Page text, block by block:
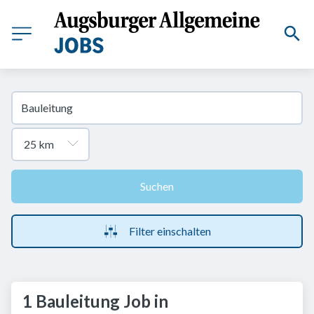
Suchen
Filter einschalten
1 Bauleitung Job in